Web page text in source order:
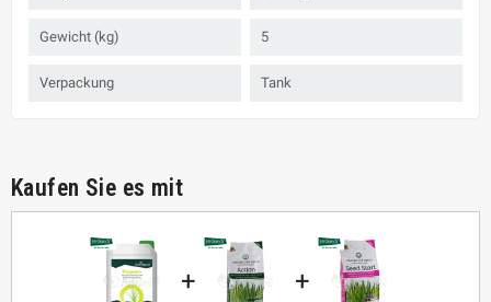
Gewicht (kg) 5
Verpackung Tank
Kaufen Sie es mit
+ +